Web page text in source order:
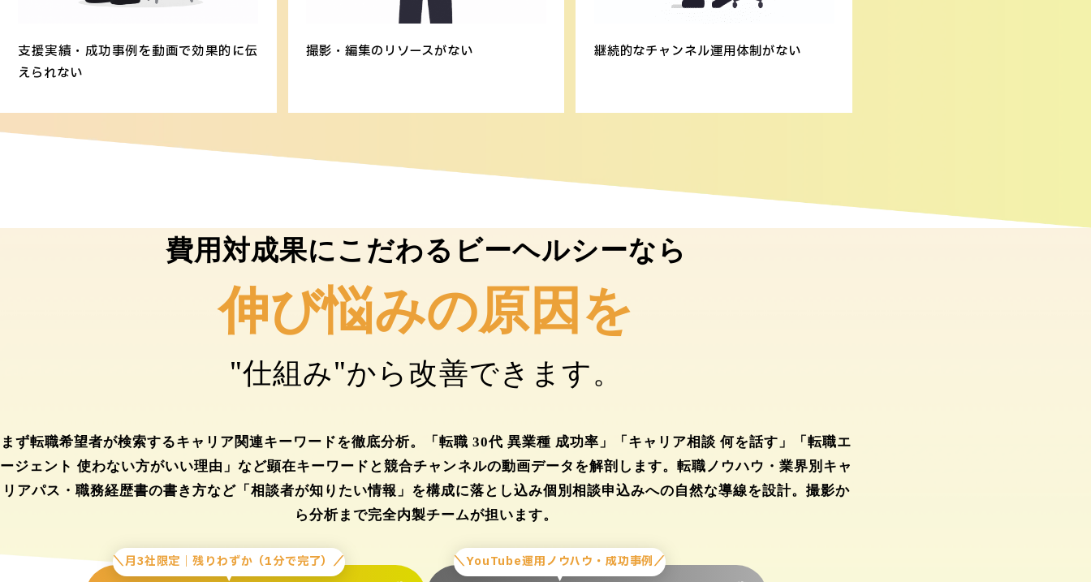
支援実績・成功事例を動画で効果的に伝
えられない
撮影・編集のリソースがない 継続的なチャンネル運用体制がない
費用対成果にこだわるビーヘルシーなら
伸び悩みの原因を
"仕組み"から改善できます。
まず転職希望者が検索するキャリア関連キーワードを徹底分析。「転職 30代 異業種 成功率」「キャリア相談 何を話す」「転職エ
ージェント 使わない方がいい理由」など顕在キーワードと競合チャンネルの動画データを解剖します。転職ノウハウ・業界別キャ
リアパス・職務経歴書の書き方など「相談者が知りたい情報」を構成に落とし込み個別相談申込みへの自然な導線を設計。撮影か
ら分析まで完全内製チームが担います。
＼月3社限定｜残りわずか（1分で完了）／ ＼YouTube運用ノウハウ・成功事例／